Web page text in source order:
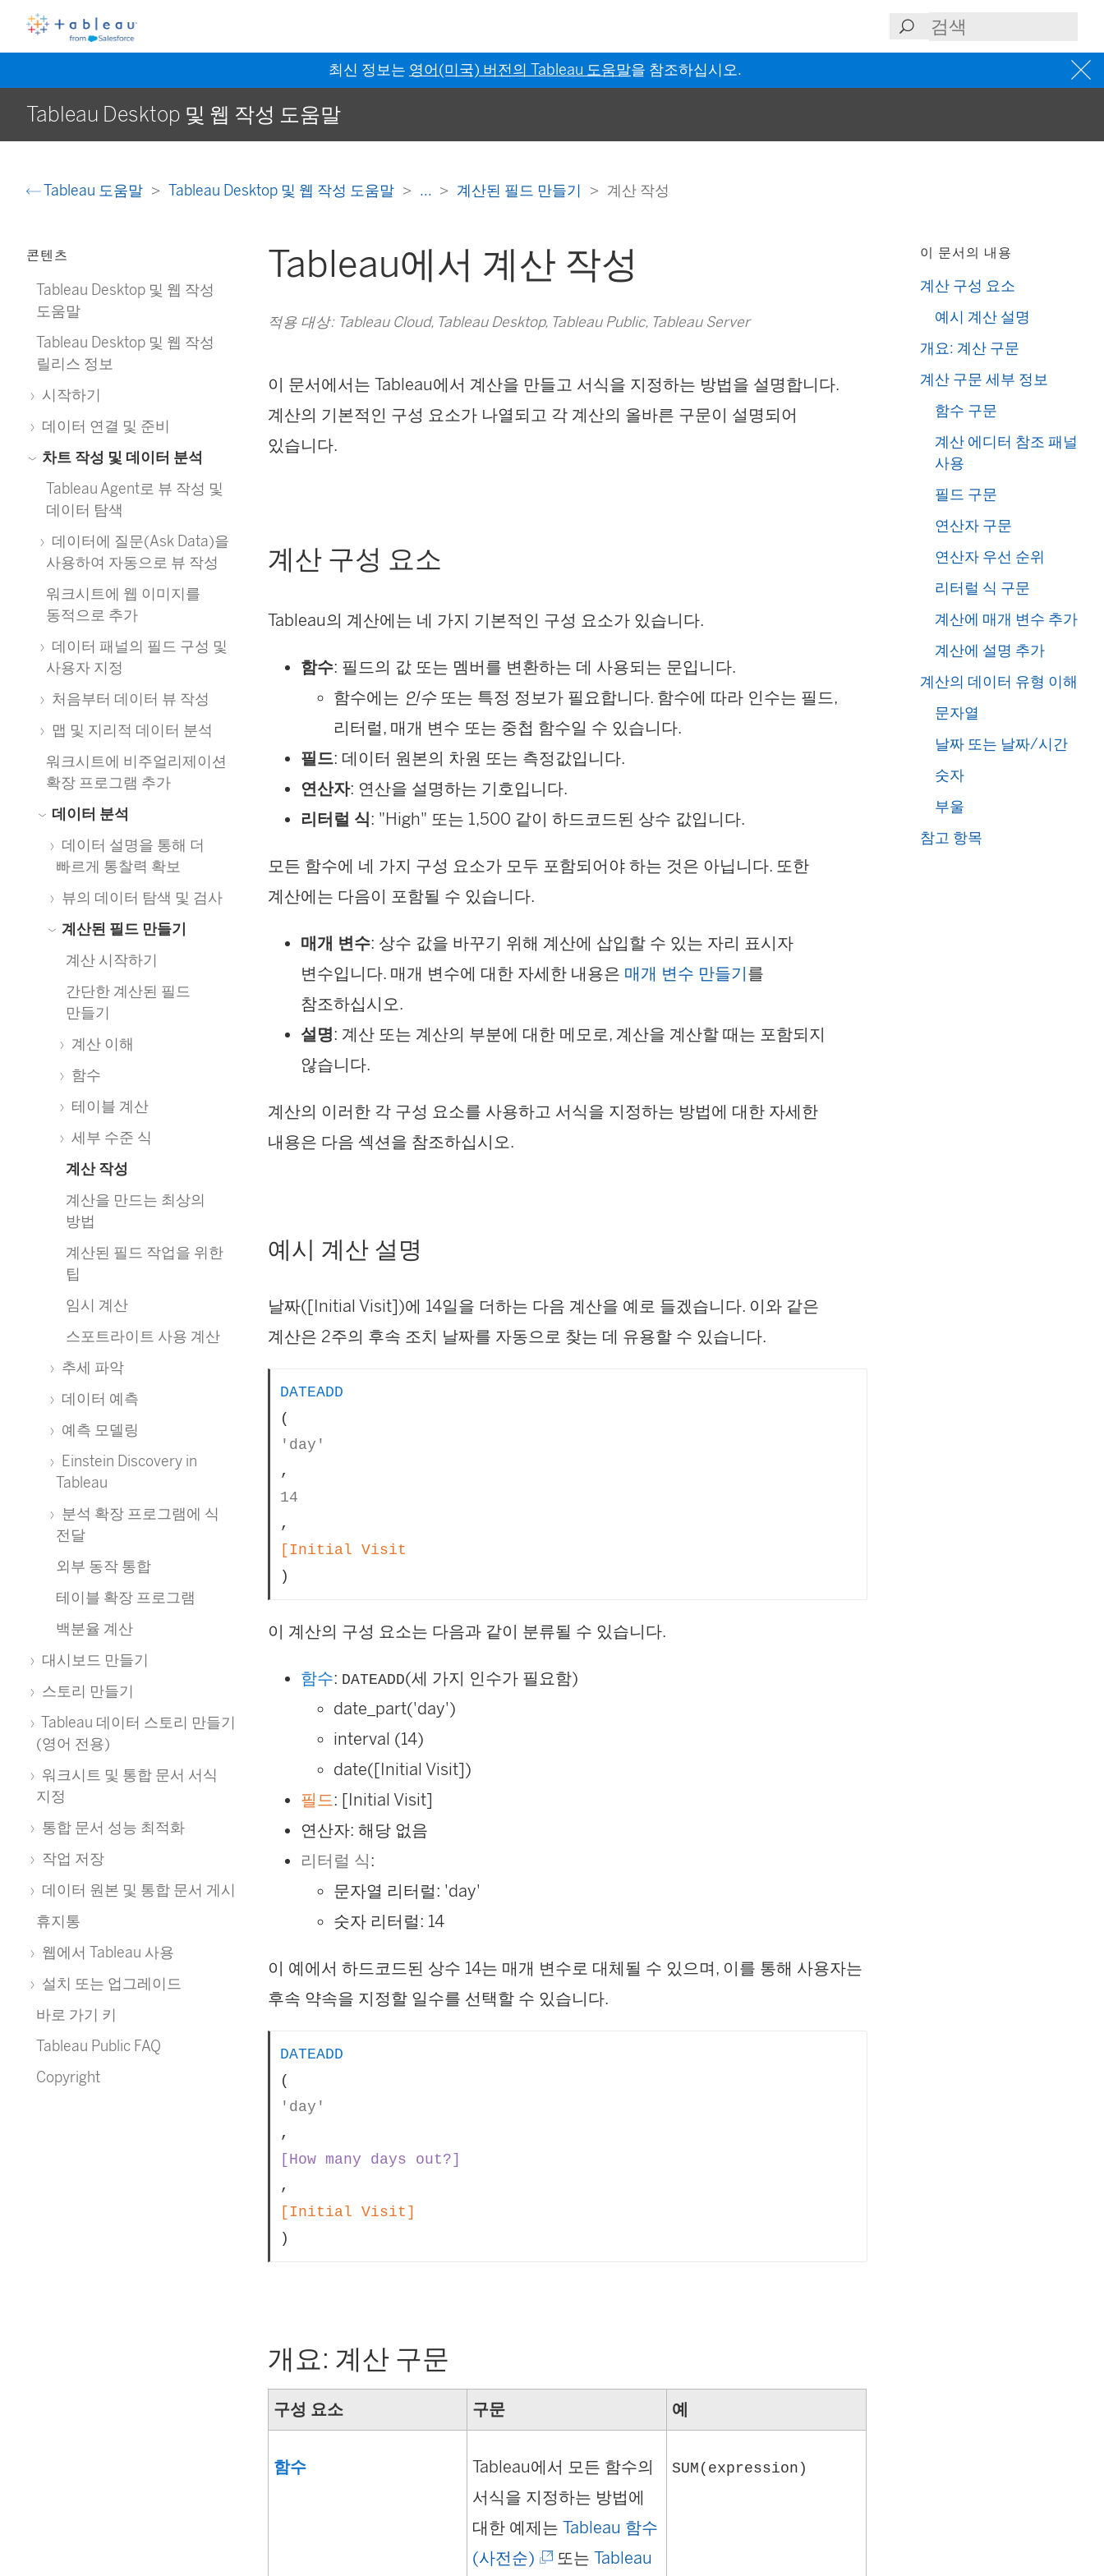
최신 정보는 영어(미국) 버전의 Tableau 도움말을 참조하십시오.
Tableau Desktop 및 웹 작성 도움말
Tableau 도움말 Tableau Desktop 및 웹 작성 도움말 ... 계산된 필드 만들기 계산 작성
콘텐츠
Tableau Desktop 및 웹 작성
도움말
Tableau Desktop 및 웹 작성
릴리스 정보
시작하기
데이터 연결 및 준비
차트 작성 및 데이터 분석
Tableau Agent로 뷰 작성 및
데이터 탐색
데이터에 질문(Ask Data)을
사용하여 자동으로 뷰 작성
워크시트에 웹 이미지를
동적으로 추가
데이터 패널의 필드 구성 및
사용자 지정
처음부터 데이터 뷰 작성
맵 및 지리적 데이터 분석
워크시트에 비주얼리제이션
확장 프로그램 추가
데이터 분석
데이터 설명을 통해 더
빠르게 통찰력 확보
뷰의 데이터 탐색 및 검사
계산된 필드 만들기
계산 시작하기
간단한 계산된 필드
만들기
계산 이해
함수
테이블 계산
세부 수준 식
계산 작성
계산을 만드는 최상의
방법
계산된 필드 작업을 위한
팁
임시 계산
스포트라이트 사용 계산
추세 파악
데이터 예측
예측 모델링
Einstein Discovery in
Tableau
분석 확장 프로그램에 식
전달
외부 동작 통합
테이블 확장 프로그램
백분율 계산
대시보드 만들기
스토리 만들기
Tableau 데이터 스토리 만들기
(영어 전용)
워크시트 및 통합 문서 서식
지정
통합 문서 성능 최적화
작업 저장
데이터 원본 및 통합 문서 게시
휴지통
웹에서 Tableau 사용
설치 또는 업그레이드
바로 가기 키
Tableau Public FAQ
Copyright
Tableau에서 계산 작성
적용 대상: Tableau Cloud, Tableau Desktop, Tableau Public, Tableau Server
이 문서에서는 Tableau에서 계산을 만들고 서식을 지정하는 방법을 설명합니다.
계산의 기본적인 구성 요소가 나열되고 각 계산의 올바른 구문이 설명되어
있습니다.
계산 구성 요소
Tableau의 계산에는 네 가지 기본적인 구성 요소가 있습니다.
함수: 필드의 값 또는 멤버를 변환하는 데 사용되는 문입니다.
함수에는 인수또는 특정 정보가 필요합니다. 함수에 따라 인수는 필드,
리터럴, 매개 변수 또는 중첩 함수일 수 있습니다.
필드: 데이터 원본의 차원 또는 측정값입니다.
연산자: 연산을 설명하는 기호입니다.
리터럴 식: "High" 또는 1,500 같이 하드코드된 상수 값입니다.
모든 함수에 네 가지 구성 요소가 모두 포함되어야 하는 것은 아닙니다. 또한
계산에는 다음이 포함될 수 있습니다.
매개 변수: 상수 값을 바꾸기 위해 계산에 삽입할 수 있는 자리 표시자
변수입니다. 매개 변수에 대한 자세한 내용은 매개 변수 만들기를
참조하십시오.
설명: 계산 또는 계산의 부분에 대한 메모로, 계산을 계산할 때는 포함되지
않습니다.
계산의 이러한 각 구성 요소를 사용하고 서식을 지정하는 방법에 대한 자세한
내용은 다음 섹션을 참조하십시오.
예시 계산 설명
날짜([Initial Visit])에 14일을 더하는 다음 계산을 예로 들겠습니다. 이와 같은
계산은 2주의 후속 조치 날짜를 자동으로 찾는 데 유용할 수 있습니다.
DATEADD
(
'day'
,
14
,
[Initial Visit
)
이 계산의 구성 요소는 다음과 같이 분류될 수 있습니다.
함수: DATEADD(세 가지 인수가 필요함)
date_part('day')
interval (14)
date([Initial Visit])
필드: [Initial Visit]
연산자: 해당 없음
리터럴 식:
문자열 리터럴: 'day'
숫자 리터럴: 14
이 예에서 하드코드된 상수 14는 매개 변수로 대체될 수 있으며, 이를 통해 사용자는
후속 약속을 지정할 일수를 선택할 수 있습니다.
DATEADD
(
'day'
,
[How many days out?]
,
[Initial Visit]
)
개요: 계산 구문
구성 요소 구문 예
함수
Tableau에서 모든 함수의
서식을 지정하는 방법에
대한 예제는Tableau 함수
(사전순) (
또는Tableau
SUM(expression)
이 문서의 내용
계산 구성 요소
예시 계산 설명
개요: 계산 구문
계산 구문 세부 정보
함수 구문
계산 에디터 참조 패널
사용
필드 구문
연산자 구문
연산자 우선 순위
리터럴 식 구문
계산에 매개 변수 추가
계산에 설명 추가
계산의 데이터 유형 이해
문자열
날짜 또는 날짜/시간
숫자
부울
참고 항목